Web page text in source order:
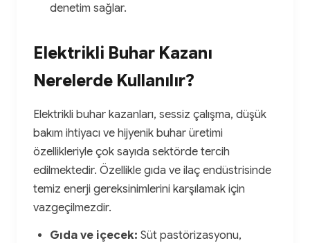
denetim sağlar.
Elektrikli Buhar Kazanı
Nerelerde Kullanılır?
Elektrikli buhar kazanları, sessiz çalışma, düşük
bakım ihtiyacı ve hijyenik buhar üretimi
özellikleriyle çok sayıda sektörde tercih
edilmektedir. Özellikle gıda ve ilaç endüstrisinde
temiz enerji gereksinimlerini karşılamak için
vazgeçilmezdir.
Gıda ve içecek: Süt pastörizasyonu,